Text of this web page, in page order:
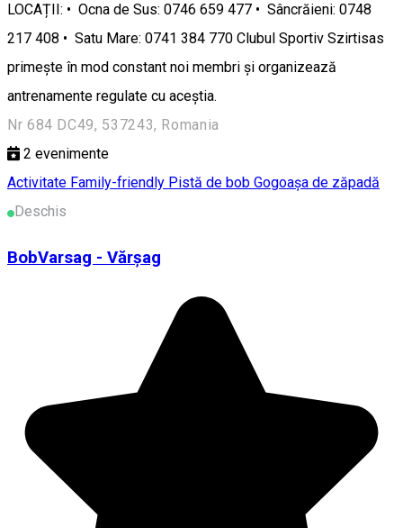
LOCAȚII: • Ocna de Sus: 0746 659 477 • Sâncrăieni: 0748
217 408 • Satu Mare: 0741 384 770 Clubul Sportiv Szirtisas
primește în mod constant noi membri și organizează
antrenamente regulate cu aceștia.
Nr 684 DC49, 537243, Romania
2 evenimente
Activitate Family-friendly Pistă de bob Gogoașa de zăpadă
Deschis
BobVarsag - Vărșag